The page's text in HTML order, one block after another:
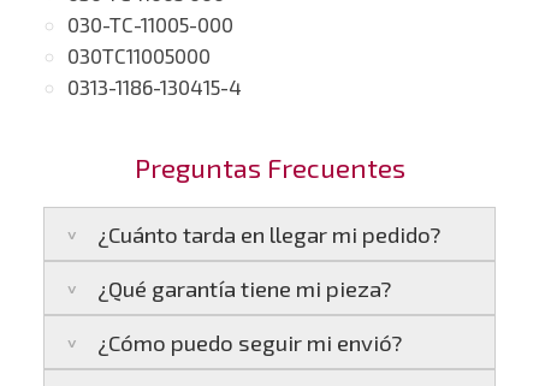
030-TC-11005-000
030TC11005000
0313-1186-130415-4
Preguntas Frecuentes
¿Cuánto tarda en llegar mi pedido?
Península:Entregamos en un plazo estimado
de24 a 48 horas laborables, si realizas tu
pedido antes de las17:00 h.
¿Qué garantía tiene mi pieza?
La garantía varía según el tipo de producto:
¿Cómo puedo seguir mi envió?